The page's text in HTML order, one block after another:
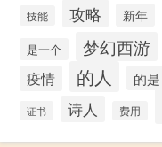
技能 攻略 新年
是一个 梦幻西游
疫情 的人 的是
证书 诗人 费用